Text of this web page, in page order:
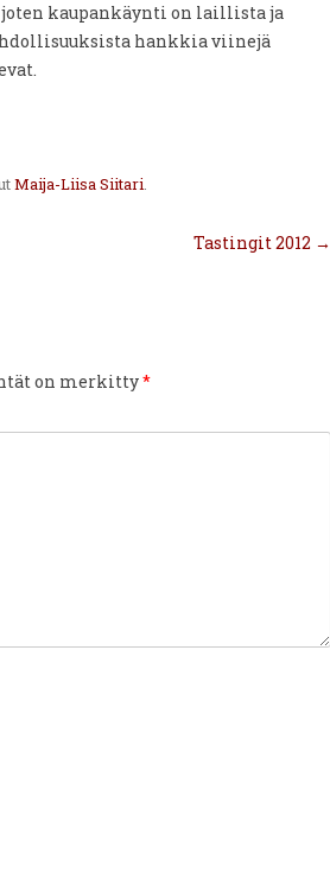
kaupankäynti on laillista ja
hankkia viinejä
Maija-Liisa Siitari.
Tastingit 2012 →
on merkitty*